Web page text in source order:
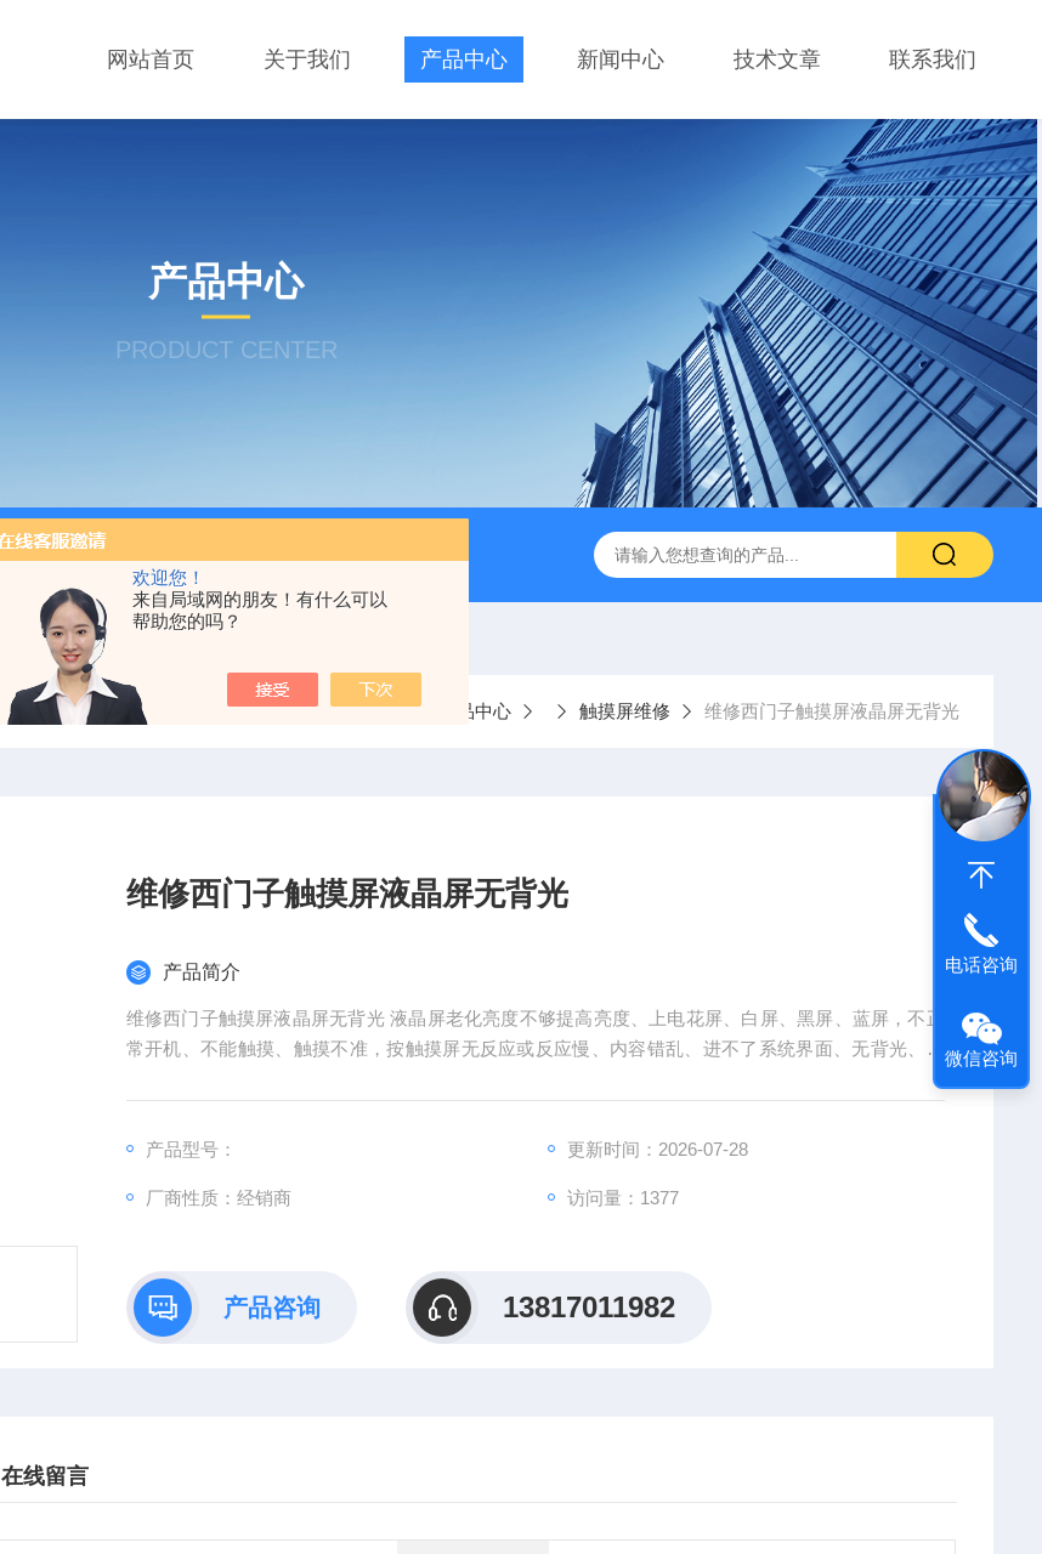
欢迎您！
来自局域网的朋友！有什么可以
帮助您的吗？
网站首页 关于我们 产品中心 新闻中心 技术文章 联系我们
产品中心
PRODUCT CENTER
广州数控GSK980TD系统故障报警分析 全系列ABB变频器ACS88*代码F0010报警维修 FANUC数控系统常见故
当前位置：首页 产品中心 触摸屏维修 维修西门子触摸屏液晶屏无背光
维修西门子触摸屏液晶屏无背光
产品简介
维修西门子触摸屏液晶屏无背光 液晶屏老化亮度不够提高亮度、上电花屏、白屏、黑屏、蓝屏，不正
常开机、不能触摸、触摸不准，按触摸屏无反应或反应慢、内容错乱、进不了系统界面、无背光、背
光暗、有背光无字符、不能通信、按键无反应或损坏，电源板、高压板故障，液晶屏、主板坏等等，
产品型号：
更新时间：2026-07-28
厂商性质：经销商 访问量：1377
产品咨询 13817011982
在线留言
电话咨询
微信咨询